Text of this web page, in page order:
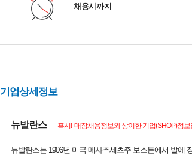
채용시까지
기업상세정보
뉴발란스 혹시! 매장채용정보와 상이한 기업(SHOP)정보
뉴발란스는 1906년 미국 메사추세츠주 보스톤에서 발에